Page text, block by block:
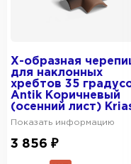
Х-образная
для наклонных
хребтов 35
Antik Коричневый
(осенний лист)
Показать информацию
3 856 ₽